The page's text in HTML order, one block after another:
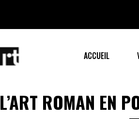
ACCUEIL
L’ART ROMAN EN